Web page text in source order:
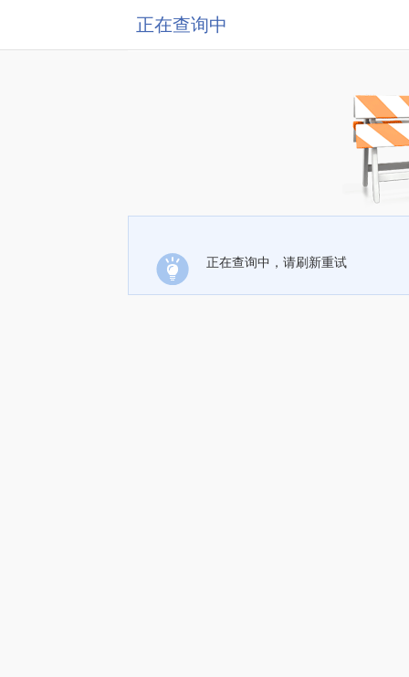
正在查询中
正在查询中，请刷新重试